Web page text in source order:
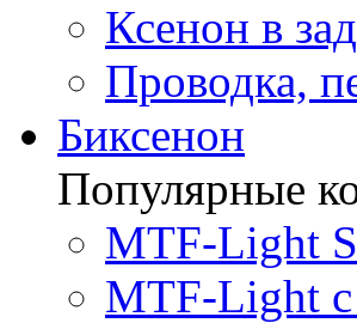
Ксенон в
Проводка,
Биксенон
Популярные
MTF-Light
MTF-Light